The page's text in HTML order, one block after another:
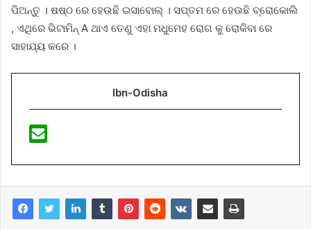
ପିଅନ୍ତୁ । ଷଷ୍ଠ ରେ ହେଉଛି ଇସାବୋଲ୍ । ସପ୍ତମ ରେ ହେଉଛି ବ୍ରୋକୋଲି
, ଏଥିରେ ଭିଟାମିନ୍ A ଥାଏ ତେଣୁ ଏହା ମଧୁମେହ ରୋଗ କୁ ରୋକିବା ରେ
ସାହାଯ୍ୟ କରେ ।
Ibn-Odisha